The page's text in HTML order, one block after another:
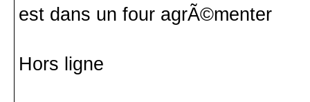
est dans un four agrÃ©menter
Hors ligne